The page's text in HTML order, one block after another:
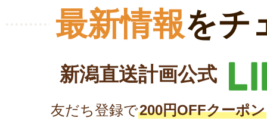
最新情報をチ
新潟直送計画公式
友だち登録で200円OFFクーポン